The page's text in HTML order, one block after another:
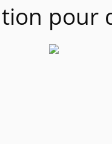
pour